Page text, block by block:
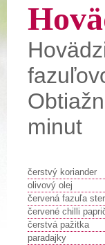
minut
čerstvý koriander
olivový olej
červená fazuľa
červené chilli
čerstvá pažitka
paradajky